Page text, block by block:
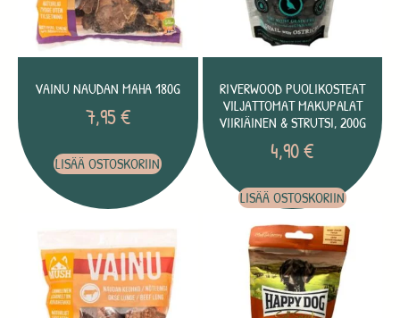
VAINU NAUDAN MAHA 180G
7,95€
LISÄÄ OSTOSKORIIN
RIVERWOOD PUOLIKOSTEAT
VILJATTOMAT MAKUPALAT
VIIRIÄINEN & STRUTSI, 200G
4,90€
LISÄÄ OSTOSKORIIN